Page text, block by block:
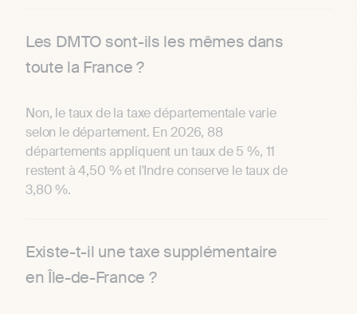
Les DMTO sont-ils les mêmes dans
toute la France ?
Non, le taux de la taxe départementale varie
selon le département. En 2026, 88
départements appliquent un taux de 5 %, 11
restent à 4,50 % et l'Indre conserve le taux de
3,80 %.
Existe-t-il une taxe supplémentaire
en Île-de-France ?